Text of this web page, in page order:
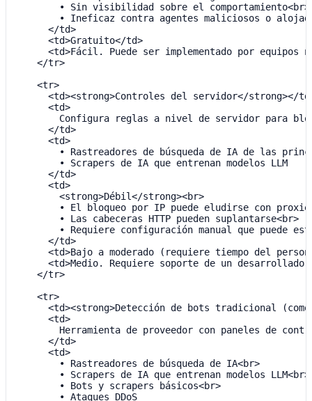
        • Sin visibilidad sobre el comportamiento<br>
• Ineficaz contra agentes maliciosos o
      </td>
      <td>Gratuito</td>
<td>Fácil. Puede ser implementado por equipos
    </tr>
    <tr>
<td><strong>Controles del servidor</strong></
      <td>
Configura reglas a nivel de servidor para
      </td>
      <td>
• Rastreadores de búsqueda de IA de las
        • Scrapers de IA que entrenan modelos LLM
      </td>
      <td>
        <strong>Débil</strong><br>
• El bloqueo por IP puede eludirse con
        • Las cabeceras HTTP pueden suplantarse<br>
• Requiere configuración manual que puede
      </td>
<td>Bajo a moderado (requiere tiempo del
<td>Medio. Requiere soporte de un
    </tr>
    <tr>
<td><strong>Detección de bots tradicional
      <td>
Herramienta de proveedor con paneles de
      </td>
      <td>
        • Rastreadores de búsqueda de IA<br>
        • Scrapers de IA que entrenan modelos LLM<br>
        • Bots y scrapers básicos<br>
        • Ataques DDoS